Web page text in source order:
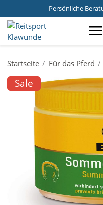
Persönliche
Startseite Für das Pferd
Sale